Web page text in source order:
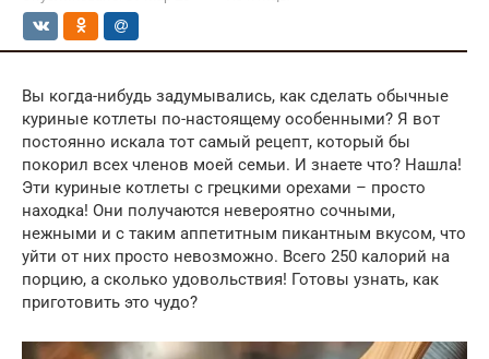
Вы когда-нибудь задумывались, как сделать обычные
куриные котлеты по-настоящему особенными? Я вот
постоянно искала тот самый рецепт, который бы
покорил всех членов моей семьи. И знаете что? Нашла!
Эти куриные котлеты с грецкими орехами – просто
находка! Они получаются невероятно сочными,
нежными и с таким аппетитным пикантным вкусом, что
уйти от них просто невозможно. Всего 250 калорий на
порцию, а сколько удовольствия! Готовы узнать, как
приготовить это чудо?